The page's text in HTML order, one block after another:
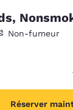
Non-fumeur
Réserver